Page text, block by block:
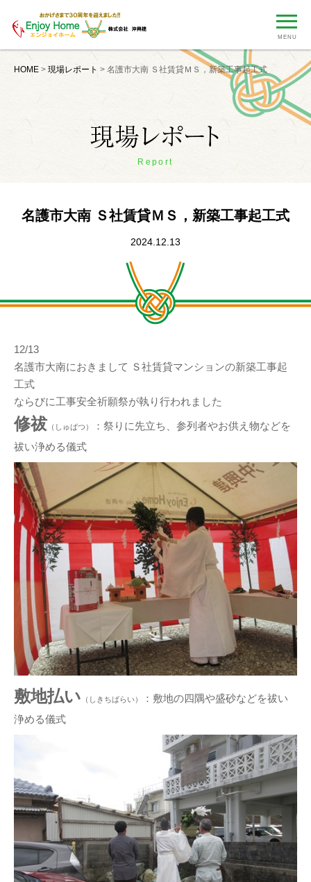
MENU
HOME > 現場レポート > 名護市大南 Ｓ社賃貸ＭＳ，新築工事起工式
Report
名護市大南 Ｓ社賃貸ＭＳ，新築工事起工式
2024.12.13
12/13
名護市大南におきまして Ｓ社賃貸マンションの新築工事起
工式
ならびに工事安全祈願祭が執り行われました
修祓 （ しゅばつ）
：祭りに先立ち、参列者やお供え物などを
祓い浄める儀式
敷地払い （しきちばらい）
：敷地の四隅や盛砂などを祓い
浄める儀式